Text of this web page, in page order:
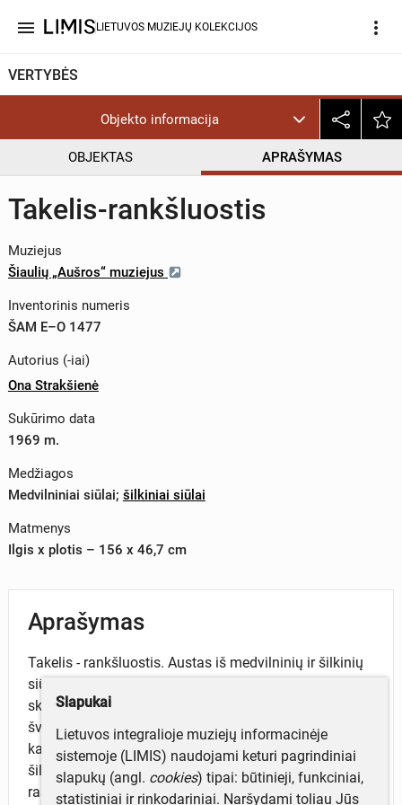
menu LIETUVOS MUZIEJŲ KOLEKCIJOS more_vert
VERTYBĖS
Objekto informacija
OBJEKTAS APRAŠYMAS
Takelis-rankšluostis
Muziejus
Šiaulių „Aušros“ muziejus
Inventorinis numeris
ŠAM E–O 1477
Autorius (-iai)
Ona Strakšienė
Sukūrimo data
1969 m.
Medžiagos
Medvilniniai siūlai; šilkiniai siūlai
Matmenys
Ilgis x plotis – 156 x 46,7 cm
Aprašymas
Takelis - rankšluostis. Austas iš medvilninių ir šilkinių
siūlų. Keturnytis. Baltų medvilninių siūlų fone
skersinės geometrinio ornamento juostos. Stambesnis
šviesiai violetinių šilkinių siūlų geometrinis raštas
kaitaliojasi su smulkesniu šviesiai ir tamsiai žalių
šilkinių bei melsvų medvilninių siūlų
raštu. Pakraščiuose 3 cm pločio
Slapukai
Lietuvos integralioje muziejų informacinėje
sistemoje (LIMIS) naudojami keturi pagrindiniai
slapukų (angl. cookies) tipai: būtinieji, funkciniai,
statistiniai ir rinkodariniai. Naršydami toliau Jūs